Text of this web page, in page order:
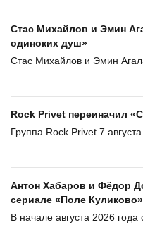
Стас Михайлов и Эмин
одиноких душ»
Стас Михайлов и Эмин
Rock Privet переиначил
Группа Rock Privet 7
Антон Хабаров и Фёдор
сериале «Поле Куликово»
В начале августа 2026 года